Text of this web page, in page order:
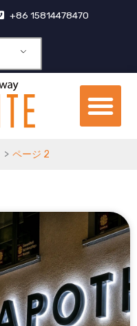
+86 15814478470
メ
ニ
ュ
> ページ 2